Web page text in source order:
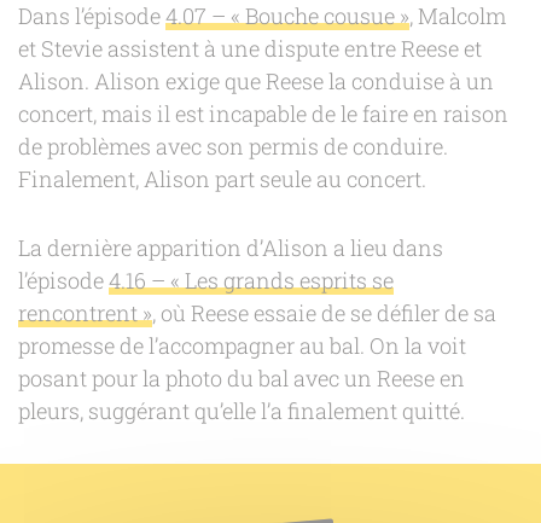
Dans l’épisode4.07 – « Bouche cousue », Malcolm
et Stevie assistent à une dispute entre Reese et
Alison. Alison exige que Reese la conduise à un
concert, mais il est incapable de le faire en raison
de problèmes avec son permis de conduire.
Finalement, Alison part seule au concert.
La dernière apparition d’Alison a lieu dans
l’épisode4.16 – « Les grands esprits se
rencontrent », où Reese essaie de se défiler de sa
promesse de l’accompagner au bal. On la voit
posant pour la photo du bal avec un Reese en
pleurs, suggérant qu’elle l’a finalement quitté.